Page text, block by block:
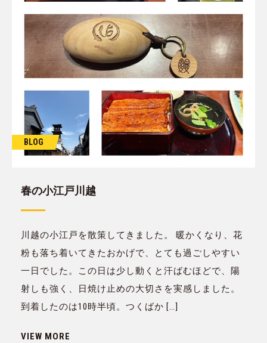
BLOG
春の小江戸川越
川越の小江戸を散策してきました。 暖かくなり、花
粉も落ち着いてきたおかげで、とても過ごしやすい
一日でした。この日は少し動くと汗ばむほどで、陽
射しも強く、日焼け止めの大切さを実感しました。
到着したのは10時半頃。つくばか […]
VIEW MORE